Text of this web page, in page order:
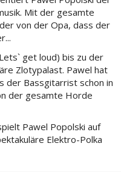
Mit der gesamte
von der Opa, dass der
get loud) bis zu der
Zlotypalast. Pawel hat
der Bassgitarrist schon in
der gesamte Horde
Pawel Popolski auf
Elektro-Polka